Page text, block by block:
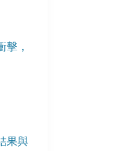
擊，
果與